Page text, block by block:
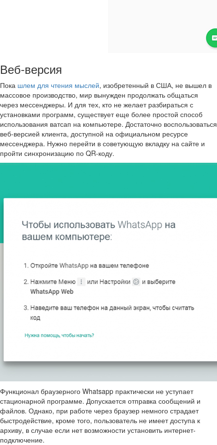
Веб-версия
Пока шлем для чтения мыслей, изобретенный в США, не вышел в
массовое производство, мир вынужден продолжать общаться
через мессенджеры. И для тех, кто не желает разбираться с
установками программ, существует еще более простой способ
использования ватсап на компьютере. Достаточно воспользоваться
веб-версией клиента, доступной на официальном ресурсе
мессенджера. Нужно перейти в советующую вкладку на сайте и
пройти синхронизацию по QR-коду.
Функционал браузерного Whatsapp практически не уступает
стационарной программе. Допускается отправка сообщений и
файлов. Однако, при работе через браузер немного страдает
быстродействие, кроме того, пользователь не имеет доступа к
архиву, в случае если нет возможности установить интернет-
подключение.